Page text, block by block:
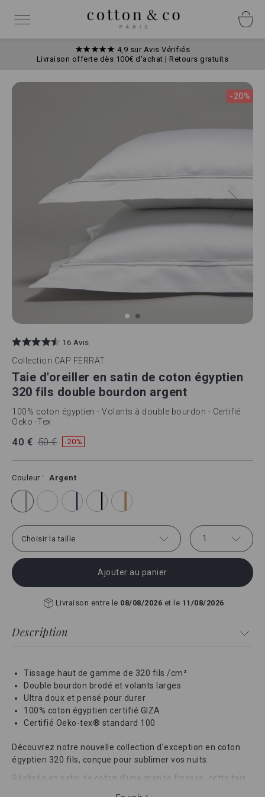
contenu
Basculer
★★★★★ 4,9 sur Avis Vérifiés
Livraison offerte dès 100€ d'achat | Retours gratuits
16 Avis
Collection CAP FERRAT
Taie d'oreiller en satin de coton égyptien
320 fils double bourdon argent
100% coton égyptien - Volants à double bourdon - Certifié
Oeko -Tex
40 € 50 € -20%
Couleur Argent
Choisir la taille 1
Ajouter au panier
Livraison entre le 08/08/2026 et le 11/08/2026
Description
Tissage haut de gamme de 320 fils /cm²
Double bourdon brodé et volants larges
Ultra doux et pensé pour durer
100% coton égyptien certifié GIZA
Certifié Oeko-tex® standard 100
Découvrez notre nouvelle collection d’exception en coton
égyptien 320 fils, conçue pour sublimer vos nuits.
Réalisée en satin de coton d’une grande finesse, cette taie
Skip
-20%
to
the
beginning
the
images
gallery